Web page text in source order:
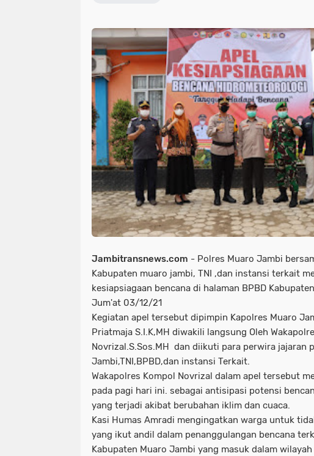
Jambitransnews.com - Polres Muaro Jambi
Kabupaten muaro jambi, TNI ,dan instansi terkait
kesiapsiagaan bencana di halaman BPBD
Jum'at 03/12/21
Kegiatan apel tersebut dipimpin Kapolres Muaro
Priatmaja S.I.K,MH diwakili langsung Oleh
Novrizal.S.Sos.MH dan diikuti para perwira jajaran
Jambi,TNI,BPBD,dan instansi Terkait.
Wakapolres Kompol Novrizal dalam apel tersebut
pada pagi hari ini. sebagai antisipasi potensi
yang terjadi akibat berubahan iklim dan cuaca.
Kasi Humas Amradi mengingatkan warga untuk
yang ikut andil dalam penanggulangan bencana
Kabupaten Muaro Jambi yang masuk dalam